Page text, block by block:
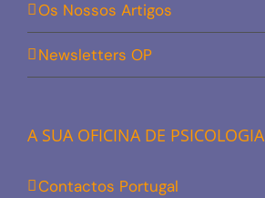
Os Nossos Artigos
Newsletters OP
A SUA OFICINA DE PSICOLOGIA
Contactos Portugal